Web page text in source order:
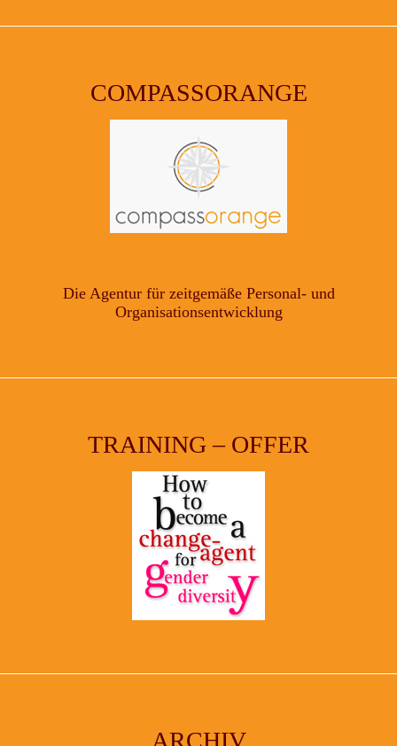
COMPASSORANGE
Die Agentur für zeitgemäße Personal- und
Organisationsentwicklung
TRAINING – OFFER
ARCHIV